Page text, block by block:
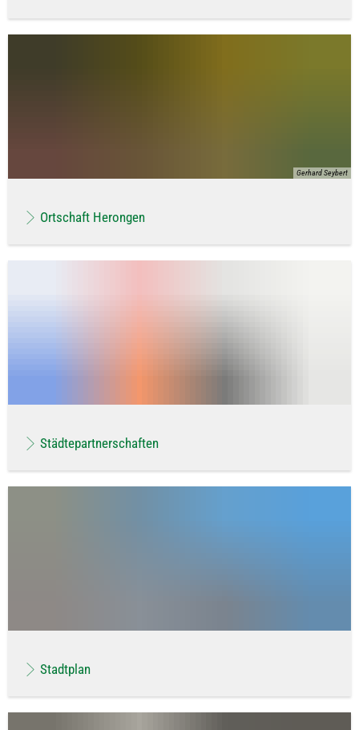
Gerhard Seybert
Ortschaft Herongen
Städtepartnerschaften
Stadtplan